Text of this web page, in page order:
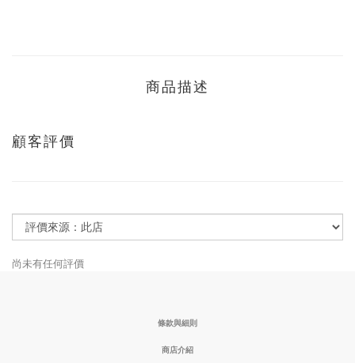
商品描述
顧客評價
尚未有任何評價
條款與細則
商店介紹